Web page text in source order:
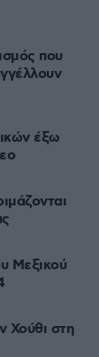
που
έξω
Μεξικού
Χούθι στη